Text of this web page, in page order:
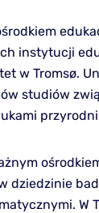
instytucji
w Tromsø.
studiów
dziedzinie
W